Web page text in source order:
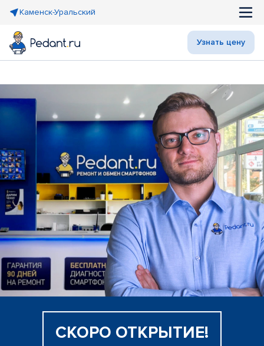
Каменск-Уральский
Узнать цену
СКОРО ОТКРЫТИЕ!